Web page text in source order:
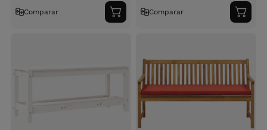
Comparar
Adicionar
ao
Comparar
ao